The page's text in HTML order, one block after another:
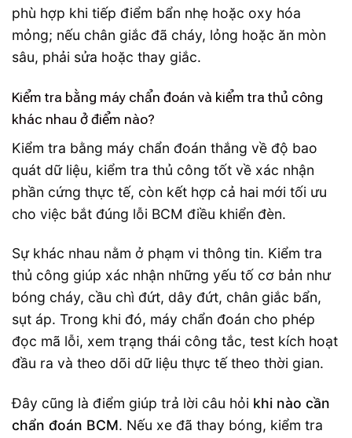
phù hợp khi tiếp điểm bẩn nhẹ hoặc oxy hóa
mỏng; nếu chân giắc đã cháy, lỏng hoặc ăn mòn
sâu, phải sửa hoặc thay giắc.
Kiểm tra bằng máy chẩn đoán và kiểm tra thủ công
khác nhau ở điểm nào?
Kiểm tra bằng máy chẩn đoán thắng về độ bao
quát dữ liệu, kiểm tra thủ công tốt về xác nhận
phần cứng thực tế, còn kết hợp cả hai mới tối ưu
cho việc bắt đúng lỗi BCM điều khiển đèn.
Sự khác nhau nằm ở phạm vi thông tin. Kiểm tra
thủ công giúp xác nhận những yếu tố cơ bản như
bóng cháy, cầu chì đứt, dây đứt, chân giắc bẩn,
sụt áp. Trong khi đó, máy chẩn đoán cho phép
đọc mã lỗi, xem trạng thái công tắc, test kích hoạt
đầu ra và theo dõi dữ liệu thực tế theo thời gian.
Đây cũng là điểm giúp trả lời câu hỏi khi nào cần
chẩn đoán BCM. Nếu xe đã thay bóng, kiểm tra